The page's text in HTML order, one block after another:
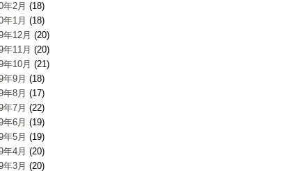
年2月 (18)
年1月 (18)
年12月 (20)
年11月 (20)
年10月 (21)
年9月 (18)
年8月 (17)
年7月 (22)
年6月 (19)
年5月 (19)
年4月 (20)
年3月 (20)